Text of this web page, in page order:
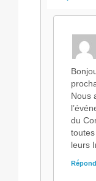
Nous
du
leurs